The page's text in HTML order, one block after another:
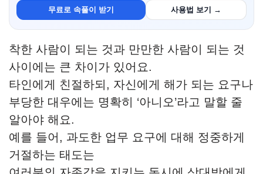
무료로 속풀이 받기 사용법 보기 →
착한 사람이 되는 것과 만만한 사람이 되는 것
사이에는 큰 차이가 있어요.
타인에게 친절하되, 자신에게 해가 되는 요구나
부당한 대우에는 명확히 ‘아니오’라고 말할 줄
알아야 해요.
예를 들어, 과도한 업무 요구에 대해 정중하게
거절하는 태도는